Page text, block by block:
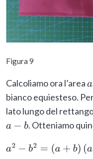
Figura 9
Calcoliamo ora l’areaa
bianco equiesteso.
lato lungo del
a−b . Otteniamo
a2 −b 2=( a+ b)(a −b )